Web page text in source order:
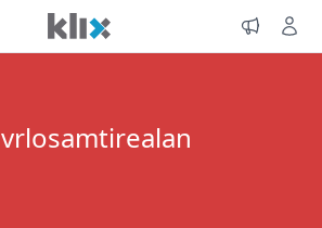
vrlosamtirealan